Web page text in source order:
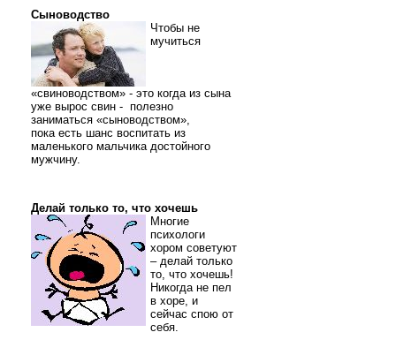
Сыноводство
Чтобы не
мучиться
«свиноводством» - это когда из сына
уже вырос свин - полезно
заниматься «сыноводством»,
пока есть шанс воспитать из
маленького мальчика достойного
мужчину.
Делай только то, что хочешь
Многие
психологи
хором советуют
– делай только
то, что хочешь!
Никогда не пел
в хоре, и
сейчас спою от
себя.